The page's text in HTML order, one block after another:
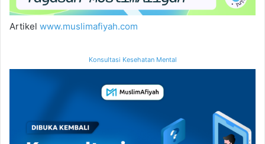
Artikel www.muslimafiyah.com
Konsultasi Kesehatan Mental